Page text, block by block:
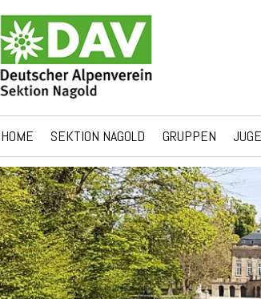
HOME SEKTION NAGOLD GRUPPEN